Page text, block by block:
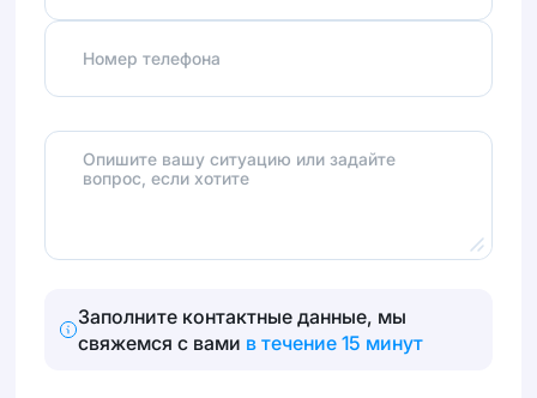
Номер телефона
Опишите вашу ситуацию или задайте
вопрос, если хотите
Заполните контактные данные, мы
свяжемся с вами в течение 15 минут